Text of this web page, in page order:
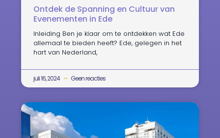
Ontdek de Spanning en Cultuur van
Evenementen in Ede
Inleiding Ben je klaar om te ontdekken wat Ede
allemaal te bieden heeft? Ede, gelegen in het
hart van Nederland,
juli 16, 2024 Geen reacties